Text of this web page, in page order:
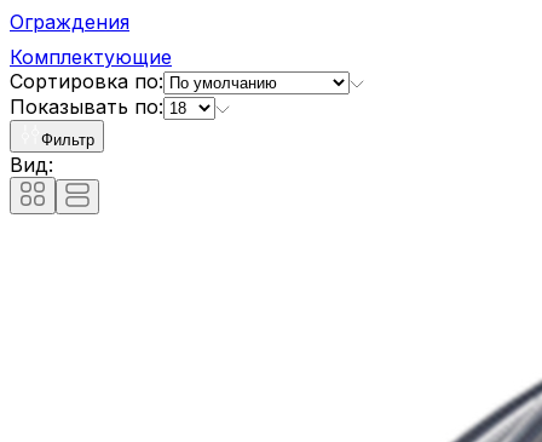
Ограждения
Комплектующие
Сортировка по:
Показывать по:
Фильтр
Вид: